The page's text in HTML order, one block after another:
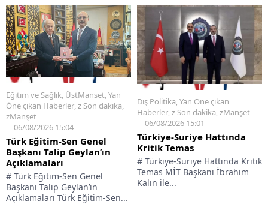
Eğitim ve Sağlık, ÜstManset,Yan
Öne çıkan Haberler,z Son dakika,
zManşet
06/08/2026 15:04
Türk Eğitim-Sen Genel
Başkanı Talip Geylan’ın
Açıklamaları
# Türk Eğitim-Sen Genel
Başkanı Talip Geylan’ın
Açıklamaları Türk Eğitim-Sen...
Dış Politika,Yan Öne çıkan
Haberler,z Son dakika,zManşet
06/08/2026 15:01
Türkiye-Suriye Hattında
Kritik Temas
# Türkiye-Suriye Hattında Kritik
Temas MİT Başkanı İbrahim
Kalın ile...